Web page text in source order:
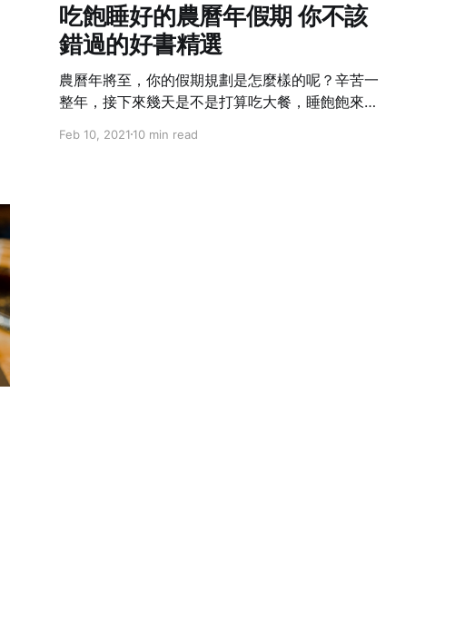
吃飽睡好的農曆年假期 你不該
錯過的好書精選
農曆年將至，你的假期規劃是怎麼樣的呢？辛苦一
整年，接下來幾天是不是打算吃大餐，睡飽飽來犒
線感受我們喜怒哀樂，偶爾承受極大壓力的內心也
Feb 10, 202110 min read